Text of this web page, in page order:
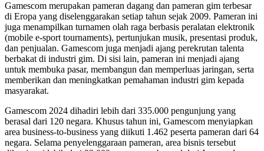
Gamescom merupakan pameran dagang dan pameran gim terbesar
di Eropa yang diselenggarakan setiap tahun sejak 2009. Pameran ini
juga menampilkan turnamen olah raga berbasis peralatan elektronik
(mobile e-sport tournaments), pertunjukan musik, presentasi produk,
dan penjualan. Gamescom juga menjadi ajang perekrutan talenta
berbakat di industri gim. Di sisi lain, pameran ini menjadi ajang
untuk membuka pasar, membangun dan memperluas jaringan, serta
memberikan dan meningkatkan pemahaman industri gim kepada
masyarakat.
Gamescom 2024 dihadiri lebih dari 335.000 pengunjung yang
berasal dari 120 negara. Khusus tahun ini, Gamescom menyiapkan
area business-to-business yang diikuti 1.462 peserta pameran dari 64
negara. Selama penyelenggaraan pameran, area bisnis tersebut